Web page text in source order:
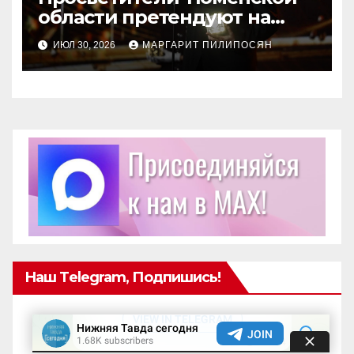
области претендуют на
награду Знание.Премия
ИЮЛ 30, 2026 МАРГАРИТ ПИЛИПОСЯН
Наш Telegram, Подпишись!